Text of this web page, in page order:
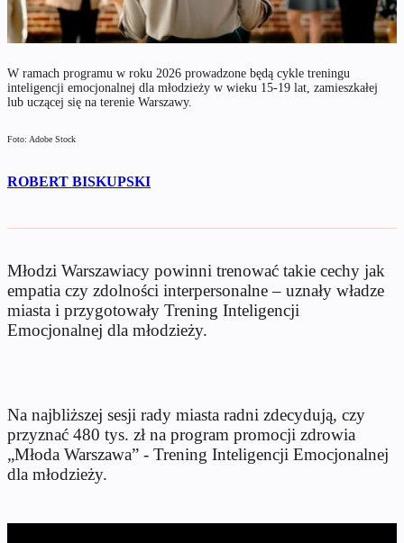
W ramach programu w roku 2026 prowadzone będą cykle treningu
inteligencji emocjonalnej dla młodzieży w wieku 15-19 lat, zamieszkałej
lub uczącej się na terenie Warszawy.
Foto: Adobe Stock
ROBERT BISKUPSKI
Młodzi Warszawiacy powinni trenować takie cechy jak
empatia czy zdolności interpersonalne – uznały władze
miasta i przygotowały Trening Inteligencji
Emocjonalnej dla młodzieży.
Na najbliższej sesji rady miasta radni zdecydują, czy
przyznać 480 tys. zł na program promocji zdrowia
„Młoda Warszawa” - Trening Inteligencji Emocjonalnej
dla młodzieży.